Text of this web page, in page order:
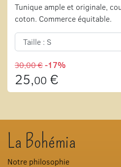
Tunique ample et originale,
coton. Commerce équitable.
30,00 €-17%
25,00 €
La Bohémia
Notre philosophie